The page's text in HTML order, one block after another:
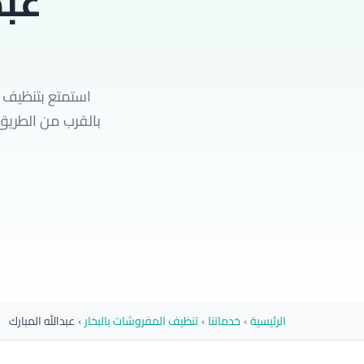
استمتع
الرئيسية›خدماتنا›تنظيف المفروشات بالبخار›عبدالله المبارك